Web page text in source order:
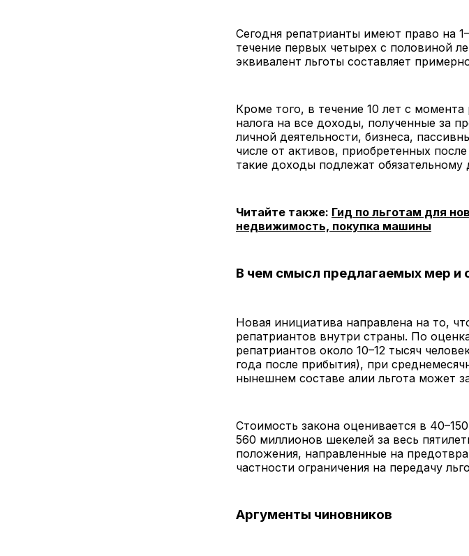
Сегодня репатрианты имеют право на
течение первых четырех с половиной
эквивалент льготы составляет
Кроме того, в течение 10 лет с
налога на все доходы, полученные за
личной деятельности, бизнеса,
числе от активов, приобретенных
такие доходы подлежат обязательному
Читайте также: Гид по льготам для
недвижимость, покупка машины
В чем смысл предлагаемых мер и
Новая инициатива направлена на то,
репатриантов внутри страны. По
репатриантов около 10–12 тысяч
года после прибытия), при
нынешнем составе алии льгота может
Стоимость закона оценивается в
560 миллионов шекелей за весь
положения, направленные на
частности ограничения на передачу
Аргументы чиновников